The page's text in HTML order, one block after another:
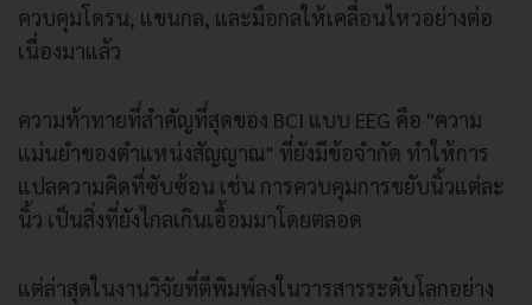
ควบคุมโดรน, แขนกล, และมือกลให้เคลื่อนไหวอย่างต่อ
เนื่องมาแล้ว
ความท้าทายที่สำคัญที่สุดของ BCI แบบ EEG คือ "ความ
แม่นยำของตำแหน่งสัญญาณ" ที่ยังมีข้อจำกัด ทำให้การ
แปลความคิดที่ซับซ้อน เช่น การควบคุมการขยับนิ้วแต่ละ
นิ้ว เป็นสิ่งที่ยังไกลเกินเอื้อมมาโดยตลอด
แต่ล่าสุดในงานวิจัยที่ตีพิมพ์ลงในวารสารระดับโลกอย่าง